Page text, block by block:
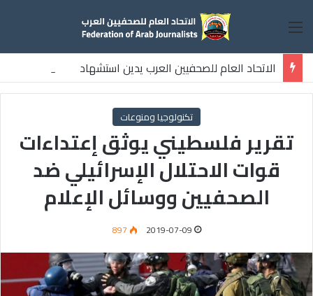
القائمة
الاتحاد العام للصحفيين العرب يدين استشهاد
ثلاثة صحفيين فلسطينيين باستهداف إسرائيلي وسط قطاع غزة
تكنولوجيا ومنوعات
تقرير فلسطيني يوثق إعتداءات
قوات الاحتلال الإسرائيلي ضد
الصحفيين ووسائل الإعلام
2019-07-09
897